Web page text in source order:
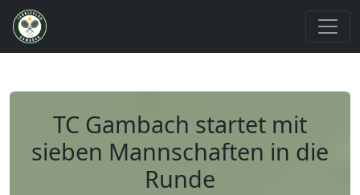
TC Gambach startet mit
sieben Mannschaften in die
Runde